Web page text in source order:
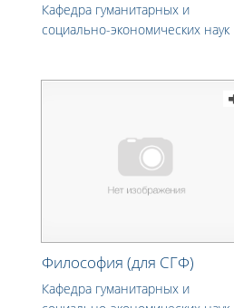
Кафедра гуманитарных и
социально-экономических наук
Философия (для СГФ)
Кафедра гуманитарных и